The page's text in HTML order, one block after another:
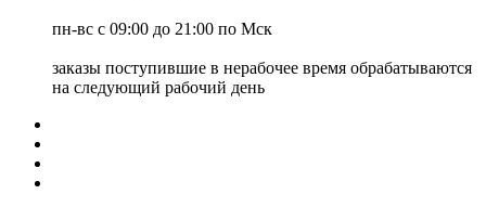
пн-вс с 09:00 до 21:00 по Мск
заказы поступившие в нерабочее время обрабатываются
на следующий рабочий день